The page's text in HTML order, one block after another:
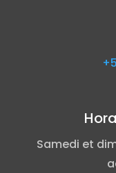
Samedi et